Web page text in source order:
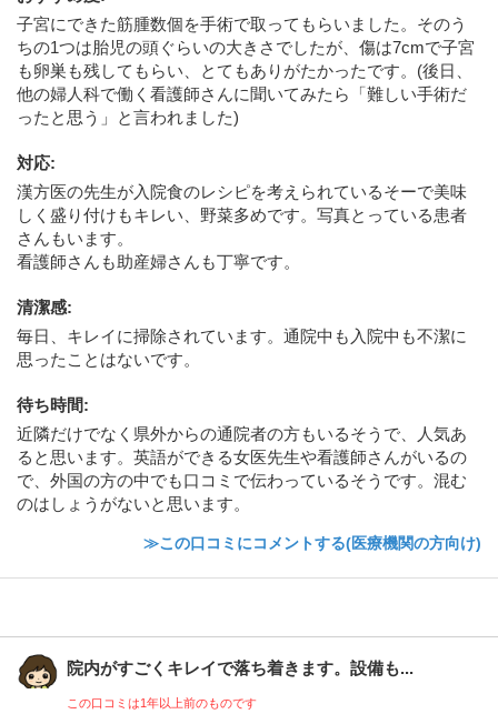
子宮にできた筋腫数個を手術で取ってもらいました。そのう
ちの1つは胎児の頭ぐらいの大きさでしたが、傷は7cmで子宮
も卵巣も残してもらい、とてもありがたかったです。(後日、
他の婦人科で働く看護師さんに聞いてみたら「難しい手術だ
ったと思う」と言われました)
対応:
漢方医の先生が入院食のレシピを考えられているそーで美味
しく盛り付けもキレい、野菜多めです。写真とっている患者
さんもいます。
看護師さんも助産婦さんも丁寧です。
清潔感:
毎日、キレイに掃除されています。通院中も入院中も不潔に
思ったことはないです。
待ち時間:
近隣だけでなく県外からの通院者の方もいるそうで、人気あ
ると思います。英語ができる女医先生や看護師さんがいるの
で、外国の方の中でも口コミで伝わっているそうです。混む
のはしょうがないと思います。
≫この口コミにコメントする(医療機関の方向け)
院内がすごくキレイで落ち着きます。設備も...
この口コミは1年以上前のものです